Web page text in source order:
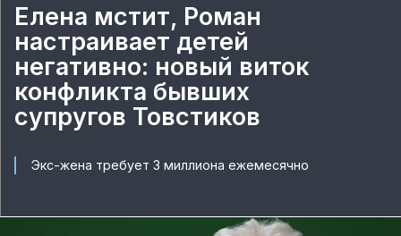
Елена мстит, Роман
настраивает детей
негативно: новый виток
конфликта бывших
супругов Товстиков
Экс-жена требует 3 миллиона ежемесячно